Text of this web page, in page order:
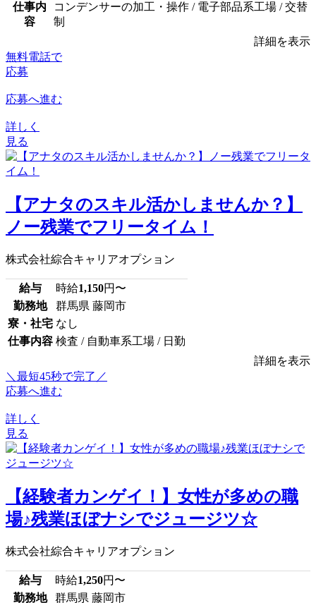
仕事内
容
コンデンサーの加工・操作 / 電子部品系工場 / 交替
制
詳細を表示
無料電話で
応募
応募へ進む
詳しく
見る
【アナタのスキル活かしませんか？】
ノー残業でフリータイム！
株式会社綜合キャリアオプション
給与 時給1,150円〜
勤務地
群馬県 藤岡市
寮・社宅 なし
仕事内容 検査 / 自動車系工場 / 日勤
詳細を表示
＼最短45秒で完了／
応募へ進む
詳しく
見る
【経験者カンゲイ！】女性が多めの職
場♪残業ほぼナシでジュージツ☆
株式会社綜合キャリアオプション
給与 時給1,250円〜
勤務地
群馬県 藤岡市